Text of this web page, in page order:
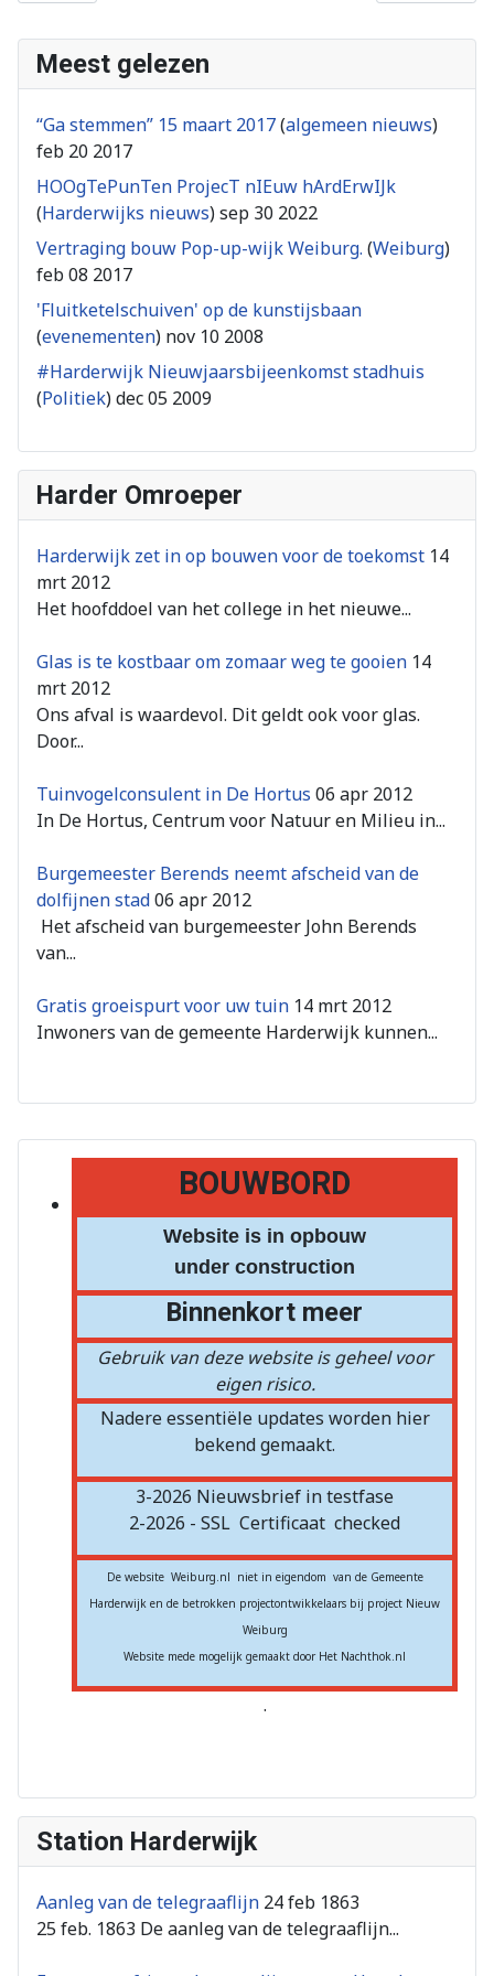
BOUWBORD
Website is in opbouw
under construction
Binnenkort meer
Gebruik van deze website is geheel voor
eigen risico.
Nadere essentiële updates worden hier
bekend gemaakt.
3-2026 Nieuwsbrief in testfase
2-2026 - SSL Certificaat checked
De website Weiburg.nl niet in eigendom van de Gemeente
Harderwijk en de betrokken projectontwikkelaars bij project Nieuw
Weiburg
Website mede mogelijk gemaakt door Het Nachthok.nl
.
Station Harderwijk
Aanleg van de telegraaflijn 24 feb 1863
25 feb. 1863 De aanleg van de telegraaflijn...
Meest gelezen
“Ga stemmen” 15 maart 2017(algemeen nieuws)
feb 20 2017
HOOgTePunTen ProjecT nIEuw hArdErwIJk
(Harderwijks nieuws)sep 30 2022
Vertraging bouw Pop-up-wijk Weiburg. (Weiburg)
feb 08 2017
'Fluitketelschuiven' op de kunstijsbaan
(evenementen) nov 10 2008
#Harderwijk Nieuwjaarsbijeenkomst stadhuis
(Politiek)dec 05 2009
Harder Omroeper
Harderwijk zet in op bouwen voor de toekomst 14
mrt 2012
Het hoofddoel van het college in het nieuwe...
Glas is te kostbaar om zomaar weg te gooien 14
mrt 2012
Ons afval is waardevol. Dit geldt ook voor glas.
Door...
Tuinvogelconsulent in De Hortus 06 apr 2012
In De Hortus, Centrum voor Natuur en Milieu in...
Burgemeester Berends neemt afscheid van de
dolfijnen stad06 apr 2012
Het afscheid van burgemeester John Berends
van...
Gratis groeispurt voor uw tuin 14 mrt 2012
Inwoners van de gemeente Harderwijk kunnen...